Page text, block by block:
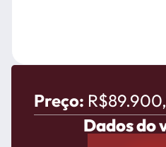
Preço:
Dados do